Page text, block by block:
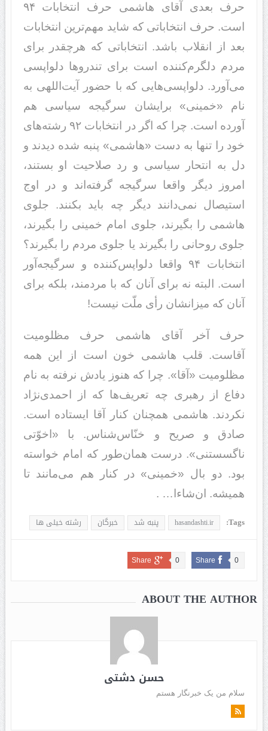
حرف بعدی آقای هاشمی حرف انتخابات ۹۴
است. حرف انتخاباتی که شاید مهم‌ترین انتخابات
بعد از انقلاب باشد. انتخاباتی که هرچقدر برای
مردم دلگرم‌کننده است برای تندروها دلواپسی
می‌آورد. دلواپسی‌هایی که با حضور آیت‌اللهی به
نام «خمینی» برایشان سرگیجه سیاسی هم
آورده است. چرا که اگر در انتخابات ۹۲ رشته‌های
خود را تنها به دست «هاشمی» پنبه شده دیدند و
دل به انتحار سیاسی و رد صلاحیت او بستند،
امروز دیگر واقعا سرگیجه گرفته‌اند و در اوج
استیصال نمی‌دانند دیگر چه باید بکنند. جلوی
هاشمی را بگیرند، جلوی امام خمینی را بگیرند،
جلوی روحانی را بگیرند یا جلوی مردم را بگیرند؟
انتخابات ۹۴ واقعا دلواپس‌کننده و سرگیجه‌آور
است. البته نه برای آنان که با مردمند، بلکه برای
آنان که میزانشان رأی ملّت نیست!
حرف آخر آقای هاشمی حرف مظلومیت
آقاست. قلب هاشمی خون است از این همه
مظلومیت «آقا». چرا که هنوز یادش نرفته به نام
دفاع از رهبری چه تعریف‌ها که از احمدی‌نژاد
نکردند. هاشمی همچنان کنار آقا ایستاده است.
صادق و صریح و خنّاس‌شناس. با «اخوّتی
ناگسستنی». درست همان‌طور که امام خواسته
بود. دو بال «خمینی» در کنار هم می‌مانند تا
همیشه. ان‌شاء‌ا… .
Tags:
hasandashti.ir پنبه شد خبرگان رشته خیلی ها
Share 0
Share 0
ABOUT THE AUTHOR
حسن دشتی
سلام من یک خبرنگار هستم